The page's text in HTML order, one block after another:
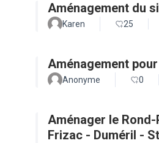
Aménagement du
Karen 25
Aménagement
Anonyme 0
Aménager le
Frizac - Duméril -